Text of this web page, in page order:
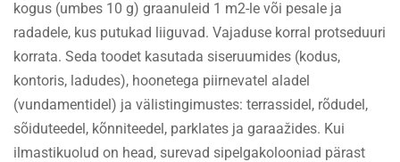
kogus (umbes 10 g) graanuleid 1 m2-le või pesale ja
radadele, kus putukad liiguvad. Vajaduse korral protseduuri
korrata. Seda toodet kasutada siseruumides (kodus,
kontoris, ladudes), hoonetega piirnevatel aladel
(vundamentidel) ja välistingimustes: terrassidel, rõdudel,
sõiduteedel, kõnniteedel, parklates ja garaažides. Kui
ilmastikuolud on head, surevad sipelgakolooniad pärast